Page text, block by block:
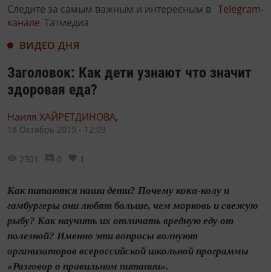
Следите за самым важным и интересным в Telegram-
канале Татмедиа
ВИДЕО ДНЯ
Заголовок: Как дети узнают что значит
здоровая еда?
Наиля ХАЙРЕТДИНОВА,
18 Октябрь 2019 - 12:03
2301 0 1
Как питаются наши дети? Почему кока-колу и
гамбургеры они любят больше, чем морковь и свежую
рыбу? Как научить их отличать вредную еду от
полезной? Именно эти вопросы волнуют
организаторов всероссийской школьной программы
«Разговор о правильном питании».